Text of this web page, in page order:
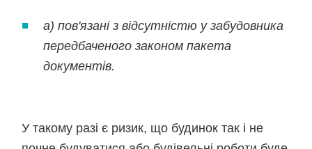
а) пов'язані з відсутністю у забудовника
передбаченого законом пакета
документів.
У такому разі є ризик, що будинок так і не